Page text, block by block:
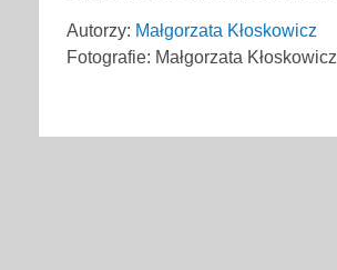
Autorzy: Małgorzata Kłoskowicz
Fotografie: Małgorzata Kłoskowicz